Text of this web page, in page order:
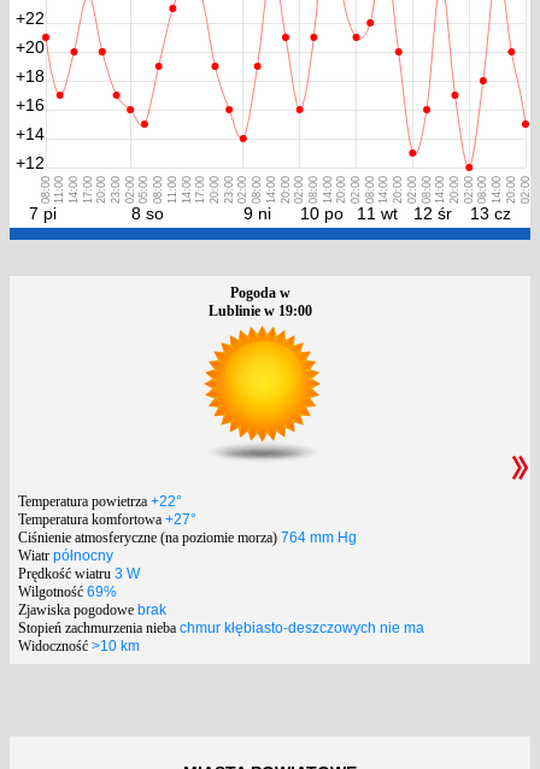
7 pi
08:0011:00 14:00 17:0020:00 23:00
8 so
02:0005:00 08:00 11:00 14:0017:00 20:00 23:00
9 ni
02:00 08:00 14:00 20:00
10 po
02:00 08:00 14:0020:00
11 wt
02:00 08:0014:00 20:00
12 śr
02:00 08:0014:00 20:00
13 cz
02:0008:00 14:00 20:00 02:00
+12
+14
+16
+18
+20
+22
Pogoda w
Lublinie w 19:00
Temperatura powietrza +22°
Temperatura komfortowa +27°
Ciśnienie atmosferyczne (na poziomie morza) 764 mm Hg
Wiatr północny
Prędkość wiatru 3 W
Wilgotność 69%
Zjawiska pogodowe brak
Stopień zachmurzenia nieba chmur kłębiasto-deszczowych nie ma
Widoczność >10 km